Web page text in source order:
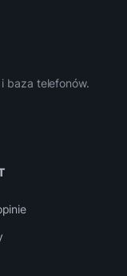
baza telefonów.